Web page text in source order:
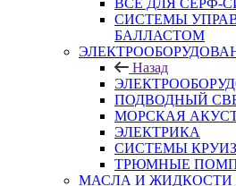
ВСЕ ДЛЯ СЕРФ-
СИСТЕМЫ
БАЛЛАСТОМ
Назад
ПОДВОДНЫЙ
МОРСКАЯ
ЭЛЕКТРИКА
СИСТЕМЫ
ТРЮМНЫЕ
МАСЛА И ЖИДКОСТИ